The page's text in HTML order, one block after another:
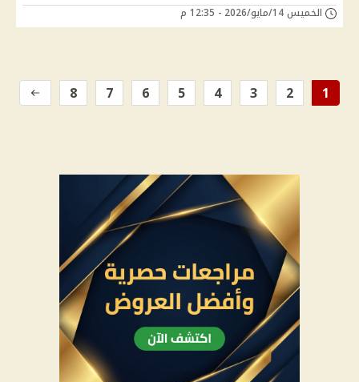
الخميس 14/مايو/2026 - 12:35 م
1
2
3
4
5
6
7
8